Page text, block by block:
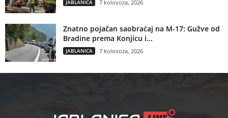
JABLANICA 7 kolovoza, 2026
Znatno pojačan saobraćaj na M-17: Gužve od
Bradine prema Konjicu i...
JABLANICA 7 kolovoza, 2026